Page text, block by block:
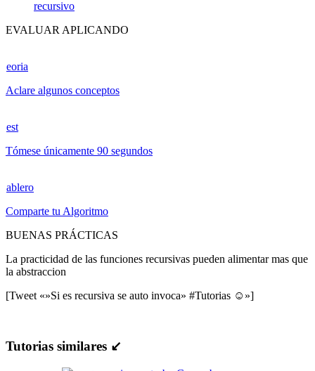
recursivo
EVALUAR APLICANDO
eoria
Aclare algunos conceptos
est
Tómese únicamente 90 segundos
ablero
Comparte tu Algoritmo
BUENAS PRÁCTICAS
La practicidad de las funciones recursivas pueden alimentar mas que
la abstraccion
[Tweet «»Si es recursiva se auto invoca» #Tutorias ☺»]
Tutorias similares ↙